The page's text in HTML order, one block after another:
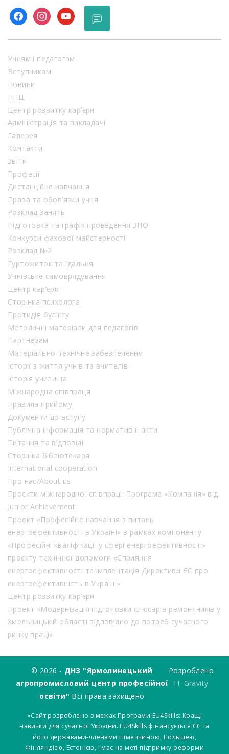
facebookinstagram
youtube
Учням і педагогам
Вступникам
Новини
НПЦ
Центр розвитку кар’єри
Адміністрація та викладачі
Галерея
Контакти
Звіти
Професії
Дистанційне навчання
Права та обов’язки учня
Розклад занять
Підготовка та графік проведення ЗНО
Конкурси фахової майстерності
Розклад №2
Гуртожиток та їдальня
Учнівське самоврядування
Центр кар’єри
Сторінка психолога
Протидія булінгу
Методичні матеріали для педагогів
Партнерам
Матеріально-технічне забезпечення
Історії з життя учнів та вчителів
Історія училища
Міжнародна співпраця
Правила прийому
Документи до вступу
Публічна інформація та нормативні акти
Питання та відповіді
Сторінка бібліотекаря
International cooperation
Про нас/About us
Проєкти міжнародної співпраці: Програма «Компанія» від
Junior Achievement
Проект «Професійне навчання з питань
енергоефективності в Україні» в рамках компоненту
«Професійні кваліфікації у сфері енергоефективності»
проєкту технічної допомоги «Сприяння
енергоефективності та імплентація Директиви ЄС про
енергоефективність в Україні»
Центр розвитку кар’єри
Проект «Модернізація підготовки слюсарів-ремонтників у
Хмельницькій області відповідно до потреб сучасного
ринку праці»
© 2026 - ДНЗ "Ярмолинецький
агропромисловий центр професійної
освіти" Всі права захищено
Розроблено
IT-Gravity
«Сайт розроблено в межах Програми EU4Skills: Кращі
навички для сучасної України. EU4Skills фінансується ЄС та
його державами-членами Німеччиною, Польщею,
Фінляндією, Естонією, і має на меті підтримку реформи